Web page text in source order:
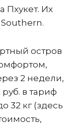
Пхукет. Их
остров
2 недели,
руб. в тариф
32 кг (здесь